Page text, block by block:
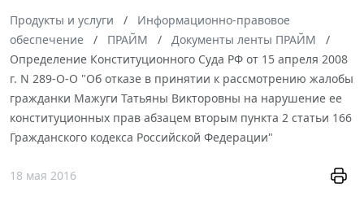
Продукты и услуги
Информационно-правовое
обеспечение
ПРАЙМ
Документы ленты ПРАЙМ
Определение Конституционного Суда РФ от 15 апреля 2008
г. N 289-О-О "Об отказе в принятии к рассмотрению жалобы
гражданки Мажуги Татьяны Викторовны на нарушение ее
конституционных прав абзацем вторым пункта 2 статьи 166
Гражданского кодекса Российской Федерации"
18 мая 2016